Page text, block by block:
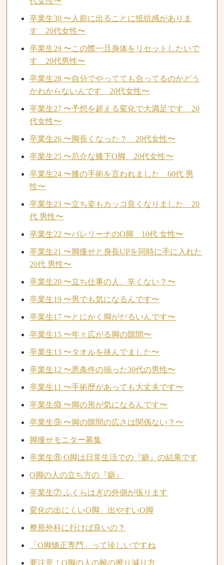
卒業生30 〜人前に出ることに抵抗感がありま
す 20代女性〜
卒業生29 〜この際一旦身体をリセットしたいで
す 20代男性〜
卒業生28 〜自分でやってても合ってるのかどう
かわからないんです 20代女性〜
卒業生27 〜予想を超える変化で大満足です 20
代女性〜
卒業生26 〜脚長くなった？ 20代女性〜
卒業生25 〜厄介な膝下O脚 20代女性〜
卒業生24 〜膝の手術を言われました 60代 男
性〜
卒業生23 〜立ち姿もカッコ良くなりました 20
代 男性〜
卒業生22 〜バレリーナのO脚 10代 女性〜
卒業生21 〜脚痩せと身長UPを同時に手に入れた
20代 男性〜
卒業生20 〜立ち仕事の人、辛くない？〜
卒業生19 〜男でも気になるんです〜
卒業生17 〜とにかく脚がだるいんです〜
卒業生15 〜年々広がる脚の隙間〜
卒業生13 〜タオルを挟んでました〜
卒業生12 〜悪条件の揃った30代の男性〜
卒業生11 〜手術歴があっても大丈夫です〜
卒業生⑩ 〜脚の形が気になるんです〜
卒業生⑨ 〜脚の隙間の広さは関係ない？〜
脚痩せモニター募集
卒業生⑧ O脚は日常生活での『癖』の結果です
O脚の人の立ち方の『癖』
卒業生⑦ ふくらはぎの外側が張ります
変化の出にくいO脚、出やすいO脚
整形外科に行けば良いの？
「O脚矯正専門」って珍しいですね
要注意！O脚の人の靴の擦り減り方